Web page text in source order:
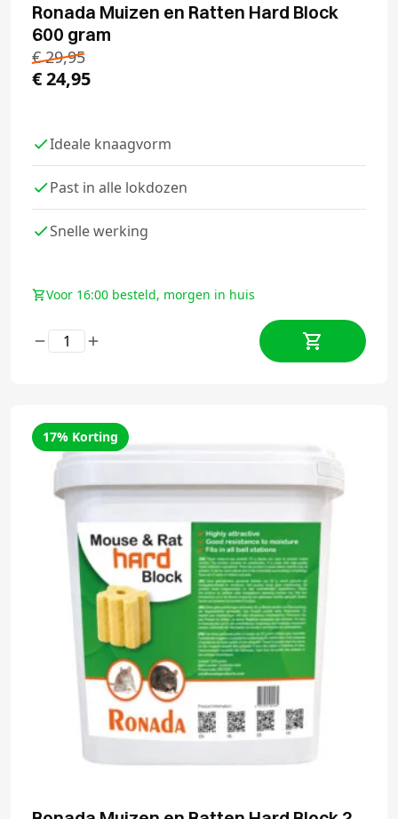
Ronada Muizen en Ratten Hard Block
600 gram
€29,95
€24,95
Ideale knaagvorm
Past in alle lokdozen
Snelle werking
Voor 16:00 besteld, morgen in huis
17% Korting